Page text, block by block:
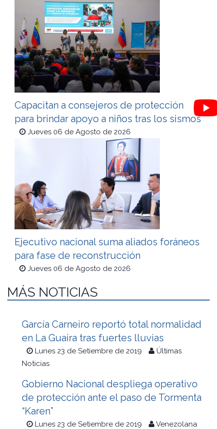
Capacitan a consejeros de protección
para brindar apoyo a niños tras los sismos
Jueves 06 de Agosto de 2026
Ejecutivo nacional suma aliados foráneos
para fase de reconstrucción
Jueves 06 de Agosto de 2026
MÁS NOTICIAS
García Carneiro reportó total normalidad
en La Guaira tras fuertes lluvias
Lunes 23 de Setiembre de 2019
Últimas
Noticias
Gobierno Nacional despliega operativo
de protección ante el paso de Tormenta
“Karen”
Lunes 23 de Setiembre de 2019
Venezolana